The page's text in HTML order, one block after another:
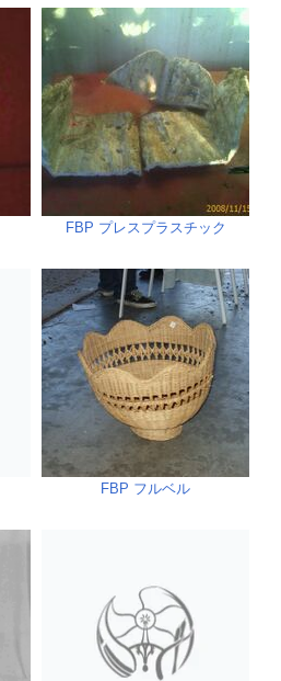
FBP プレスプラスチック
FBP フルベル